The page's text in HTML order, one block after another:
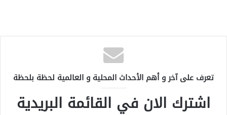
تعرف على آخر و أهم الأحداث المحلية و العالمية لحظة بلحظة
اشترك الان في القائمة البريدية